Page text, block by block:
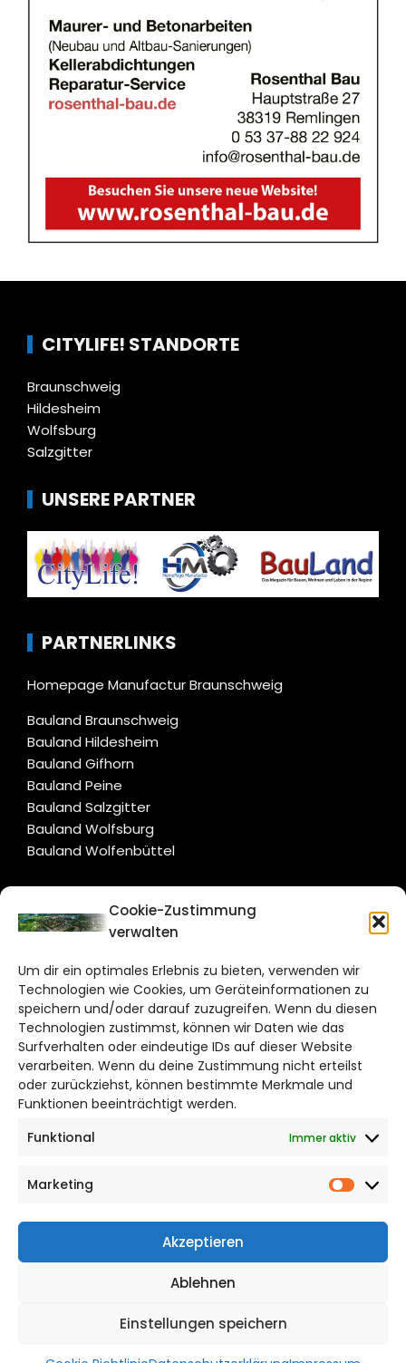
Cookie-Zustimmung
verwalten
Um dir ein optimales Erlebnis zu bieten, verwenden wir
Technologien wie Cookies, um Geräteinformationen zu
speichern und/oder darauf zuzugreifen. Wenn du diesen
Technologien zustimmst, können wir Daten wie das
Surfverhalten oder eindeutige IDs auf dieser Website
verarbeiten. Wenn du deine Zustimmung nicht erteilst
oder zurückziehst, können bestimmte Merkmale und
Funktionen beeinträchtigt werden.
Funktional
Immer aktiv
Marketing
Akzeptieren
Ablehnen
Einstellungen speichern
CITYLIFE! STANDORTE
Braunschweig
Hildesheim
Wolfsburg
Salzgitter
UNSERE PARTNER
PARTNERLINKS
Homepage Manufactur Braunschweig
Bauland Braunschweig
Bauland Hildesheim
Bauland Gifhorn
Bauland Peine
Bauland Salzgitter
Bauland Wolfsburg
Bauland Wolfenbüttel
CITYLIFE!
Bruchtorwall 12
38100 Braunschweig
Telefon: 0531 387220 – 65
DAS STADTMAGAZIN FÜR
SALZGITTER
Impressum
Cookie Richtlinie
CITYLIFE! BEI FACEBOOK